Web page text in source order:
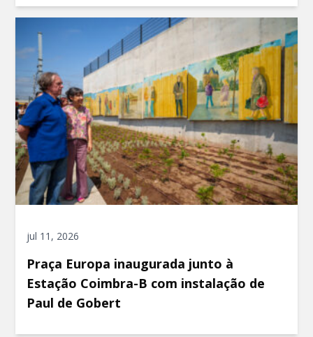
jul 11, 2026
Praça Europa inaugurada junto à
Estação Coimbra-B com instalação de
Paul de Gobert